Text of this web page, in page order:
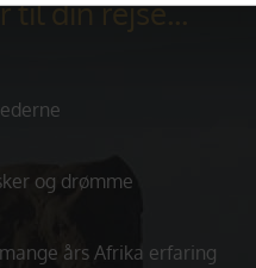
til din rejse...
og drømme
års Afrika erfaring